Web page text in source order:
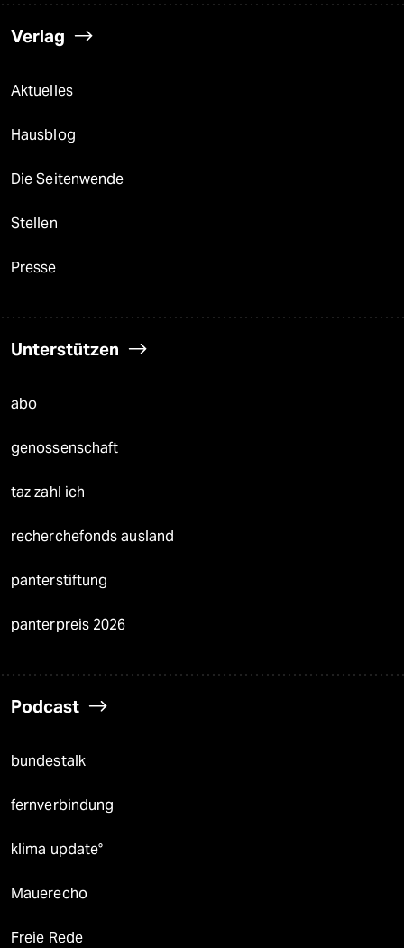
Verlag
Aktuelles
Hausblog
Die Seitenwende
Stellen
Presse
Unterstützen
abo
genossenschaft
taz zahl ich
recherchefonds ausland
panterstiftung
panterpreis 2026
Podcast
bundestalk
fernverbindung
klima update°
Mauerecho
Freie Rede